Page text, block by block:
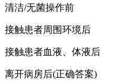
清洁/无菌操作前
接触患者周围环境后
接触患者血液、体液后
离开病房后(正确答案)